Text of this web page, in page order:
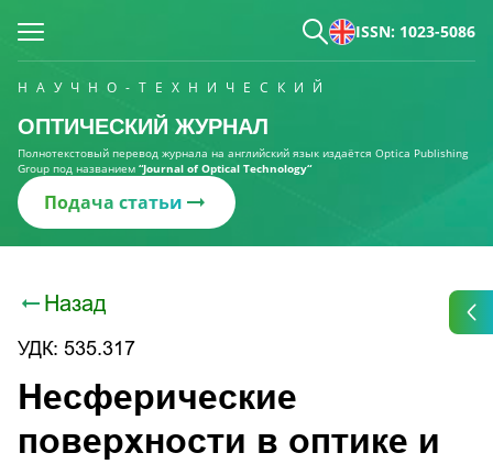
ISSN: 1023-5086
НАУЧНО-ТЕХНИЧЕСКИЙ
ОПТИЧЕСКИЙ ЖУРНАЛ
Полнотекстовый перевод журнала на английский язык издаётся Optica Publishing
Group под названием “Journal of Optical Technology“
Подача статьи
Назад
УДК: 535.317
Несферические
поверхности в оптике и